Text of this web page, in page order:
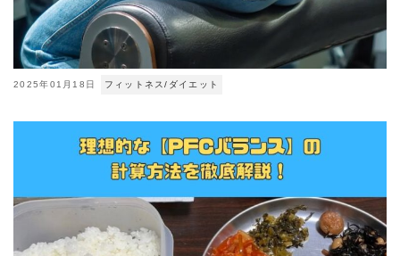
2025年01月18日 フィットネス/ダイエット